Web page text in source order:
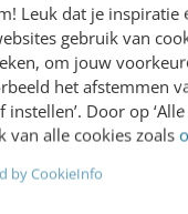
Leuk dat je
gebruik van
om jouw
het afstemmen
instellen’. Door op
van alle cookies zoals
by CookieInfo